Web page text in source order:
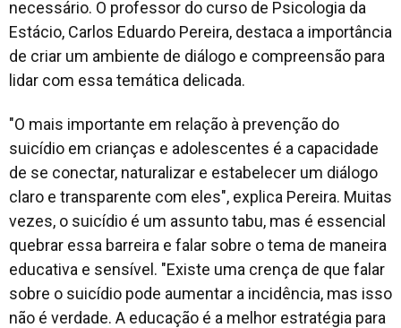
necessário. O professor do curso de Psicologia da
Estácio, Carlos Eduardo Pereira, destaca a importância
de criar um ambiente de diálogo e compreensão para
lidar com essa temática delicada.
"O mais importante em relação à prevenção do
suicídio em crianças e adolescentes é a capacidade
de se conectar, naturalizar e estabelecer um diálogo
claro e transparente com eles", explica Pereira. Muitas
vezes, o suicídio é um assunto tabu, mas é essencial
quebrar essa barreira e falar sobre o tema de maneira
educativa e sensível. "Existe uma crença de que falar
sobre o suicídio pode aumentar a incidência, mas isso
não é verdade. A educação é a melhor estratégia para